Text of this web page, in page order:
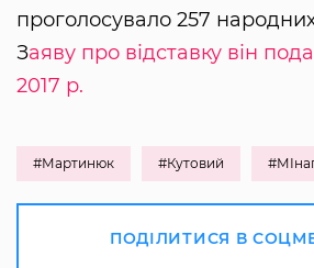
проголосувало 257
Заяву про відставку він
2017 р.
#Мартинюк #Кутовий
ПОДІЛИТИСЯ В